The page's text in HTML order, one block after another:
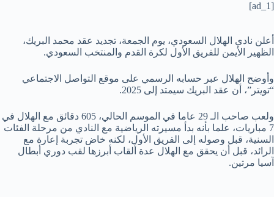
[ad_1]
أعلن نادي الهلال السعودي، يوم الجمعة، تجديد عقد محمد البريك،
الظهير الأيمن للفريق الأول لكرة القدم والمنتخب السعودي.
وأوضح الهلال عبر حسابه الرسمي على موقع التواصل الاجتماعي
“تويتر”، أن عقد البريك سيمتد إلى 2025.
ولعب صاحب الـ 29 عاما في الموسم الحالي، 605 دقائق مع الهلال في
7 مباريات، علما بأنه بدأ مسيرته الرياضية مع النادي من مرحلة الفئات
السنية، قبل وصوله إلى الفريق الأول، لكنه خاض تجربة إعارة مع
الرائد، قبل أن يحقق مع الهلال عدة ألقاب أبرزها لقب دوري أبطال
آسيا مرتين.